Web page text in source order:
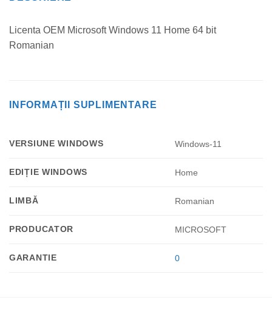
Licenta OEM Microsoft Windows 11 Home 64 bit
Romanian
INFORMAȚII SUPLIMENTARE
VERSIUNE WINDOWS Windows-11
EDIȚIE WINDOWS Home
LIMBĂ Romanian
PRODUCATOR MICROSOFT
GARANTIE 0